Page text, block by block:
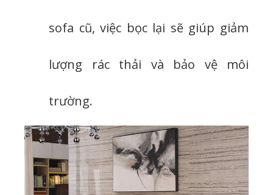
sofa cũ, việc bọc lại sẽ giúp giảm
lượng rác thải và bảo vệ môi
trường.